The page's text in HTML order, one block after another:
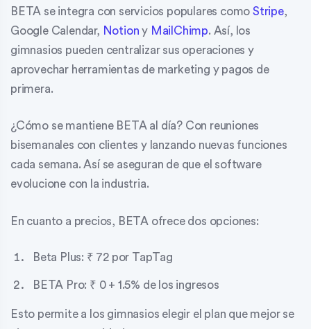
BETA se integra con servicios populares como Stripe,
Google Calendar, Notion y MailChimp. Así, los
gimnasios pueden centralizar sus operaciones y
aprovechar herramientas de marketing y pagos de
primera.
¿Cómo se mantiene BETA al día? Con reuniones
bisemanales con clientes y lanzando nuevas funciones
cada semana. Así se aseguran de que el software
evolucione con la industria.
En cuanto a precios, BETA ofrece dos opciones:
Beta Plus: ₹ 72 por TapTag
BETA Pro: ₹ 0 + 1.5% de los ingresos
Esto permite a los gimnasios elegir el plan que mejor se